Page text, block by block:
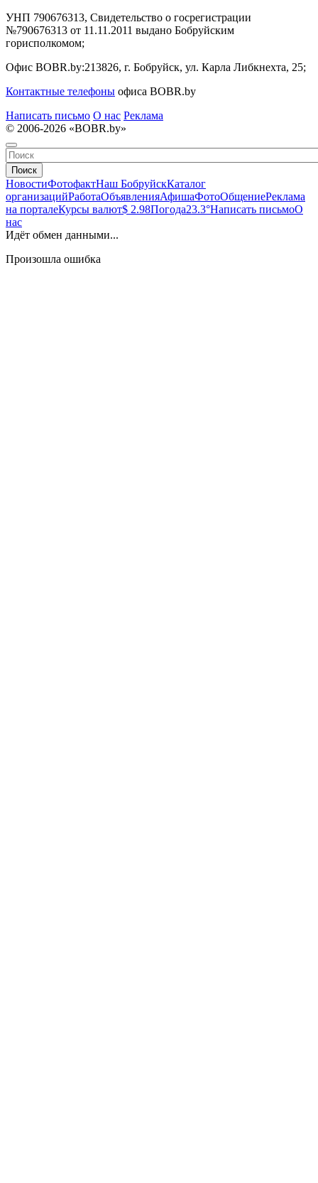
УНП 790676313, Свидетельство о госрегистрации
№790676313 от 11.11.2011 выдано Бобруйским
горисполкомом;
Офис BOBR.by:213826, г. Бобруйск, ул. Карла Либкнехта, 25;
Контактные телефоны офиса BOBR.by
Написать письмо О нас Реклама
© 2006-2026 «BOBR.by»
Поиск
НовостиФотофактНаш БобруйскКаталог
организацийРаботаОбъявленияАфишаФотоОбщениеРеклама
на порталеКурсы валют$ 2.98Погода23.3°Написать письмоО
нас
Идёт обмен данными...
Произошла ошибка